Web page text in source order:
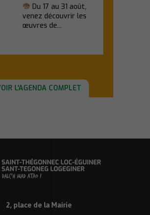
Du 17 au 31 août,
venez découvrir les
œuvres de...
L'AGENDA COMPLET
2, place de la Mairie